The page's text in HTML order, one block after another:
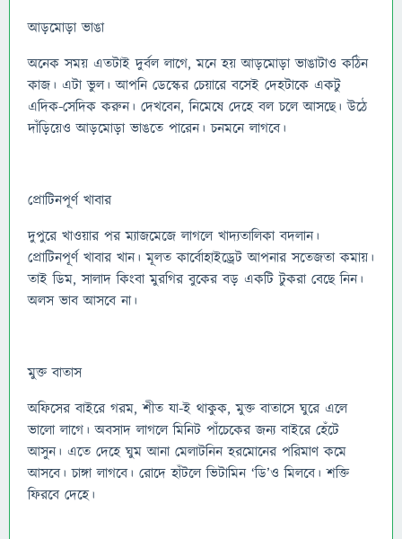
আড়মোড়া ভাঙা
অনেক সময় এতটাই দুর্বল লাগে, মনে হয় আড়মোড়া ভাঙাটাও কঠিন
কাজ। এটা ভুল। আপনি ডেস্কের চেয়ারে বসেই দেহটাকে একটু
এদিক-সেদিক করুন। দেখবেন, নিমেষে দেহে বল চলে আসছে। উঠে
দাঁড়িয়েও আড়মোড়া ভাঙতে পারেন। চনমনে লাগবে।
প্রোটিনপূর্ণ খাবার
দুপুরে খাওয়ার পর ম্যাজমেজে লাগলে খাদ্যতালিকা বদলান।
প্রোটিনপূর্ণ খাবার খান। মূলত কার্বোহাইড্রেট আপনার সতেজতা কমায়।
তাই ডিম, সালাদ কিংবা মুরগির বুকের বড় একটি টুকরা বেছে নিন।
অলস ভাব আসবে না।
মুক্ত বাতাস
অফিসের বাইরে গরম, শীত যা-ই থাকুক, মুক্ত বাতাসে ঘুরে এলে
ভালো লাগে। অবসাদ লাগলে মিনিট পাঁচেকের জন্য বাইরে হেঁটে
আসুন। এতে দেহে ঘুম আনা মেলাটনিন হরমোনের পরিমাণ কমে
আসবে। চাঙ্গা লাগবে। রোদে হাঁটলে ভিটামিন ‘ডি’ও মিলবে। শক্তি
ফিরবে দেহে।